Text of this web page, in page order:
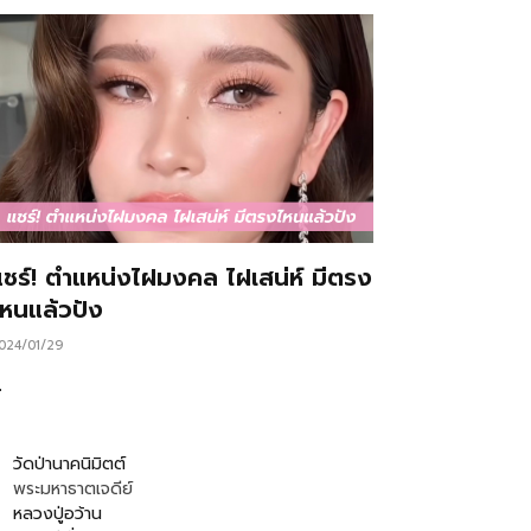
ร์! ตำแหน่งไฝมงคล ไฝเสน่ห์ มีตรง
นแล้วปัง
01/29
วัดป่านาคนิมิตต์
พระมหาธาตเจดีย์
หลวงปู่อว้าน